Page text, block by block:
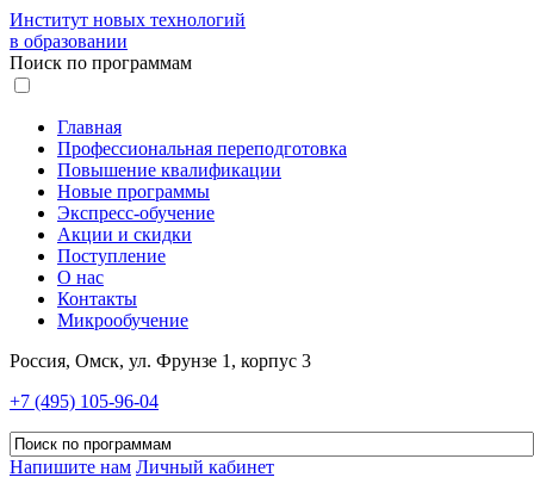
Институт новых технологий
в образовании
Поиск по программам
Главная
Профессиональная переподготовка
Повышение квалификации
Новые программы
Экспресс-обучение
Акции и скидки
Поступление
О нас
Контакты
Микрообучение
Россия, Омск, ул. Фрунзе 1, корпус 3
+7 (495) 105-96-04
Напишите нам Личный кабинет